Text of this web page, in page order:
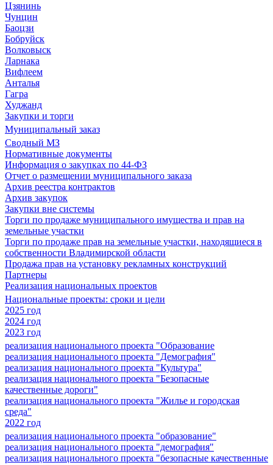
Цзянинь
Чунцин
Баоцзи
Бобруйск
Волковыск
Ларнака
Вифлеем
Анталья
Гагра
Худжанд
Закупки и торги
Муниципальный заказ
Сводный МЗ
Нормативные документы
Информация о закупках по 44-ФЗ
Отчет о размещении муниципального заказа
Архив реестра контрактов
Архив закупок
Закупки вне системы
Торги по продаже муниципального имущества и прав на
земельные участки
Торги по продаже прав на земельные участки, находящиеся в
собственности Владимирской области
Продажа прав на установку рекламных конструкций
Партнеры
Реализация национальных проектов
Национальные проекты: сроки и цели
2025 год
2024 год
2023 год
реализация национального проекта "Образование
реализация национального проекта "Демография"
реализация национального проекта "Культура"
реализация национального проекта "Безопасные
качественные дороги"
реализация национального проекта "Жилье и городская
среда"
2022 год
реализация национального проекта "образование"
реализация национального проекта "демография"
реализация национального проекта "безопасные качественные